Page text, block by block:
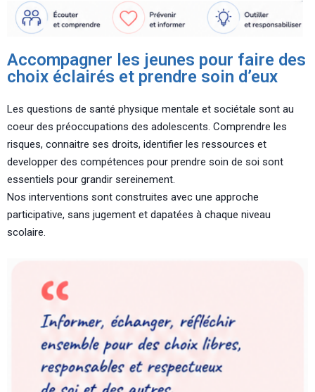
Accompagner les jeunes pour faire des
choix éclairés et prendre soin d’eux
Les questions de santé physique mentale et sociétale sont au
coeur des préoccupations des adolescents. Comprendre les
risques, connaitre ses droits, identifier les ressources et
developper des compétences pour prendre soin de soi sont
essentiels pour grandir sereinement.
Nos interventions sont construites avec une approche
participative, sans jugement et dapatées à chaque niveau
scolaire.